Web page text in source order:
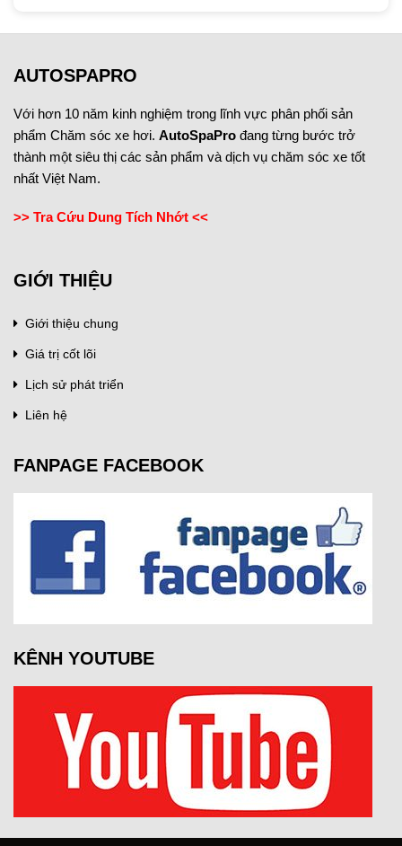
AUTOSPAPRO
Với hơn 10 năm kinh nghiệm trong lĩnh vực phân phối sản
phẩm Chăm sóc xe hơi. AutoSpaPro đang từng bước trở
thành một siêu thị các sản phẩm và dịch vụ chăm sóc xe tốt
nhất Việt Nam.
>> Tra Cứu Dung Tích Nhớt <<
GIỚI THIỆU
Giới thiệu chung
Giá trị cốt lõi
Lịch sử phát triển
Liên hệ
FANPAGE FACEBOOK
KÊNH YOUTUBE